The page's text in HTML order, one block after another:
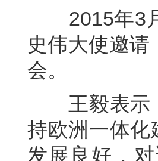
2015年3月
史伟大使邀
会。
王毅表示，
持欧洲一体化
发展良好，